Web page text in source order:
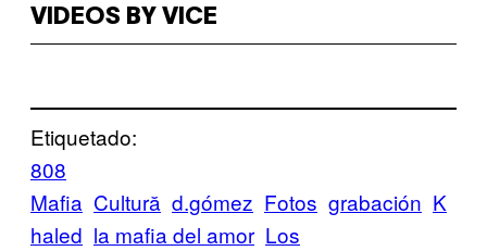
VIDEOS BY VICE
Etiquetado:
808
Mafia Cultură d.gómez Fotos grabación K
haled la mafia del amor Los